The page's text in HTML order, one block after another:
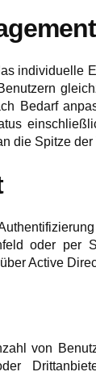
individuelle
Bedarf
die Spitze
oder per
Active
von